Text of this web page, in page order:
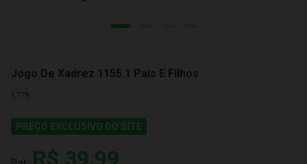
Jogo De Xadrez 1155.1 Pais E Filhos
8778
PREÇO EXCLUSIVO DO SITE
R$ 39,99